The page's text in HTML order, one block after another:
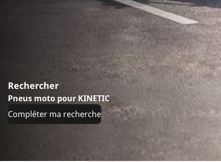
Rechercher
Pneus moto pour KINETIC
Compléter ma recherche